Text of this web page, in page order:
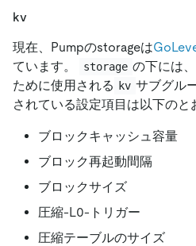
kv
現在、Pumpのstorageは
ています。
storage の下には
ために使用される
kv サブグル
されている設定項目は以下のと
ブロックキャッシュ容量
ブロック再起動間隔
ブロックサイズ
圧縮-L0-トリガー
圧縮テーブルのサイズ